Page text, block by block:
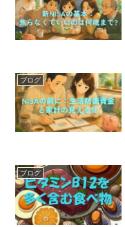
ブログ
ブログ